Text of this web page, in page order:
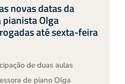
novas datas da
Olga
até sexta-feira
de duas aulas
de piano Olga